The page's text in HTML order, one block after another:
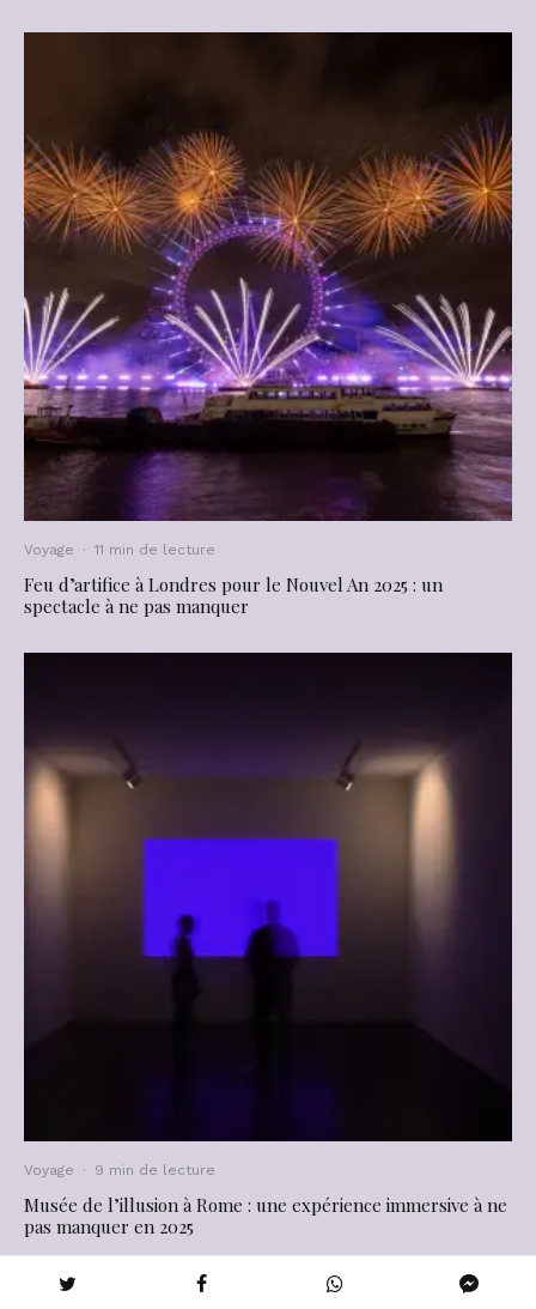
Voyage · 11 min de lecture
Feu d’artifice à Londres pour le Nouvel An 2025 : un
spectacle à ne pas manquer
Voyage · 9 min de lecture
Musée de l’illusion à Rome : une expérience immersive à ne
pas manquer en 2025